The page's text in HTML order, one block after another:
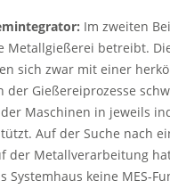
Im zweiten
Metallgießerei betreibt.
sich zwar mit einer
Gießereiprozesse
Maschinen in jeweils
Auf der Suche nach
der Metallverarbeitung
keine MES-